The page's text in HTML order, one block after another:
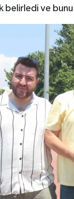
belirledi ve bunu